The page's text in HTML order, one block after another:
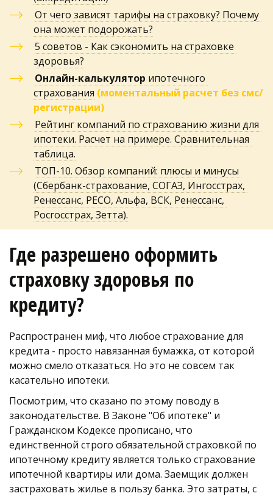
От чего зависят тарифы на страховку? Почему
она может подорожать?
5 советов - Как сэкономить на страховке
здоровья?
Онлайн-калькулятор ипотечного
страхования (моментальный расчет без смс/
регистрации)
Рейтинг компаний по страхованию жизни для
ипотеки. Расчет на примере. Сравнительная
таблица.
ТОП-10. Обзор компаний: плюсы и минусы
(Сбербанк-страхование, СОГАЗ, Ингосстрах,
Ренессанс, РЕСО, Альфа, ВСК, Ренессанс,
Росгосстрах, Зетта).
Где разрешено оформить
страховку здоровья по
кредиту?
Распространен миф, что любое страхование для
кредита - просто навязанная бумажка, от которой
можно смело отказаться. Но это не совсем так
касательно ипотеки.
Посмотрим, что сказано по этому поводу в
законодательстве. В Законе "Об ипотеке" и
Гражданском Кодексе прописано, что
единственной строго обязательной страховкой по
ипотечному кредиту является только страхование
ипотечной квартиры или дома. Заемщик должен
застраховать жилье в пользу банка. Это затраты, с